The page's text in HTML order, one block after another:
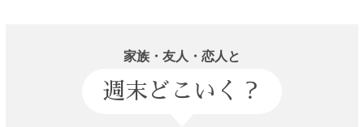
家族・友人・恋人と
週末どこいく？